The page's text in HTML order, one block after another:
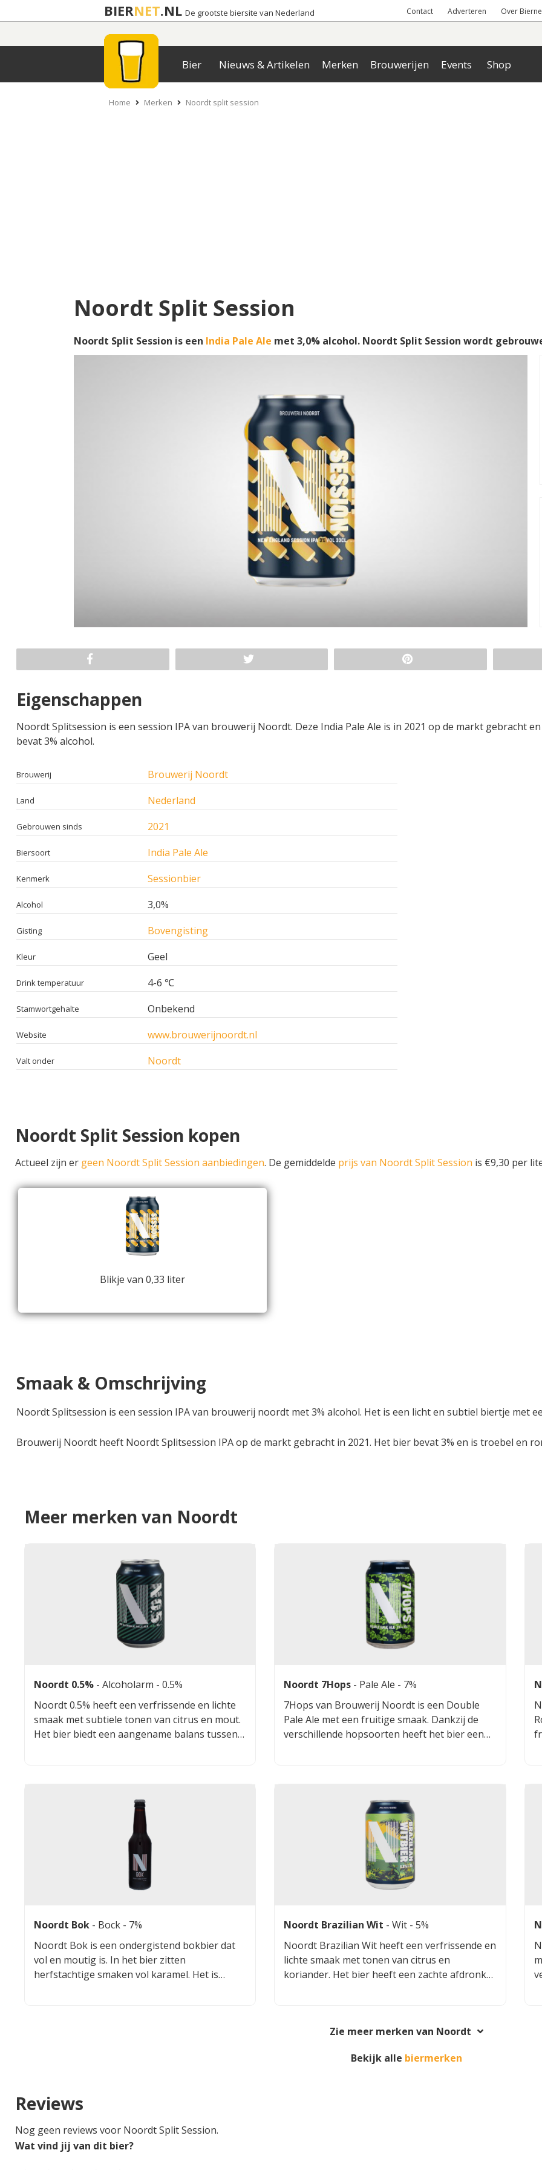
BIERNET.NL De grootste biersite van Nederland Contact Adverteren Over
Bier Nieuws & Artikelen Merken Brouwerijen Events Shop
Home Merken Noordt split session
Noordt Split Session
Noordt Split Session is een India Pale Ale met 3,0% alcohol. Noordt Split Session wordt
Eigenschappen
Noordt Splitsession is een session IPA van brouwerij Noordt. Deze India Pale Ale is in 2021 op de markt gebracht en
bevat 3% alcohol.
Brouwerij Brouwerij Noordt
Land Nederland
Gebrouwen sinds 2021
Biersoort India Pale Ale
Kenmerk Sessionbier
Alcohol 3,0%
Gisting Bovengisting
Kleur Geel
Drink temperatuur 4-6 ℃
Stamwortgehalte Onbekend
Website www.brouwerijnoordt.nl
Valt onder Noordt
Noordt Split Session kopen
Actueel zijn er geen Noordt Split Session aanbiedingen. De gemiddelde prijs van Noordt Split Session is €9,30 per
Blikje van 0,33 liter
Smaak & Omschrijving
Noordt Splitsession is een session IPA van brouwerij noordt met 3% alcohol. Het is een licht en subtiel biertje met
Brouwerij Noordt heeft Noordt Splitsession IPA op de markt gebracht in 2021. Het bier bevat 3% en is troebel en
Meer merken van Noordt
Noordt 0.5% - Alcoholarm - 0.5%
Noordt 0.5% heeft een verfrissende en lichte
smaak met subtiele tonen van citrus en mout.
Het bier biedt een aangename balans tussen
Noordt 7Hops - Pale Ale - 7%
7Hops van Brouwerij Noordt is een Double
Pale Ale met een fruitige smaak. Dankzij de
verschillende hopsoorten heeft het bier een
Noordt Bok - Bock - 7%
Noordt Bok is een ondergistend bokbier dat
vol en moutig is. In het bier zitten
herfstachtige smaken vol karamel. Het is
Noordt Brazilian Wit -Wit - 5%
Noordt Brazilian Wit heeft een verfrissende en
lichte smaak met tonen van citrus en
koriander. Het bier heeft een zachte afdronk
drinkervaring.Zie meer merken van Noordt
Bekijk alle biermerken
Reviews
Nog geen reviews voor Noordt Split Session.
Wat vind jij van dit bier?